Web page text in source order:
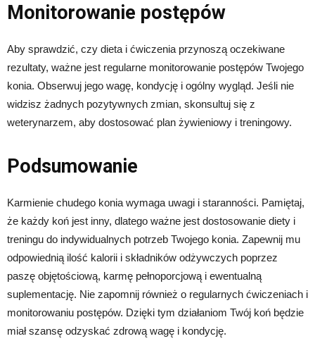
Monitorowanie postępów
Aby sprawdzić, czy dieta i ćwiczenia przynoszą oczekiwane
rezultaty, ważne jest regularne monitorowanie postępów Twojego
konia. Obserwuj jego wagę, kondycję i ogólny wygląd. Jeśli nie
widzisz żadnych pozytywnych zmian, skonsultuj się z
weterynarzem, aby dostosować plan żywieniowy i treningowy.
Podsumowanie
Karmienie chudego konia wymaga uwagi i staranności. Pamiętaj,
że każdy koń jest inny, dlatego ważne jest dostosowanie diety i
treningu do indywidualnych potrzeb Twojego konia. Zapewnij mu
odpowiednią ilość kalorii i składników odżywczych poprzez
paszę objętościową, karmę pełnoporcjową i ewentualną
suplementację. Nie zapomnij również o regularnych ćwiczeniach i
monitorowaniu postępów. Dzięki tym działaniom Twój koń będzie
miał szansę odzyskać zdrową wagę i kondycję.